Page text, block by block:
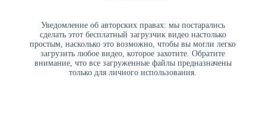
Уведомление об авторских правах: мы постарались
сделать этот бесплатный загрузчик видео настолько
простым, насколько это возможно, чтобы вы могли легко
загрузить любое видео, которое захотите. Обратите
внимание, что все загруженные файлы предназначены
только для личного использования.